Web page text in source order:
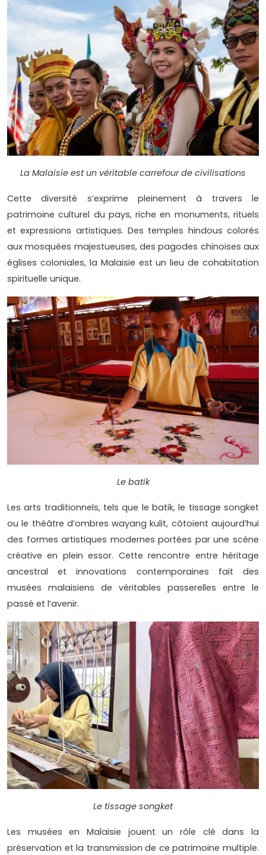
La Malaisie est un véritable carrefour de civilisations
Cette diversité s’exprime pleinement à travers le
patrimoine culturel du pays, riche en monuments, rituels
et expressions artistiques. Des temples hindous colorés
aux mosquées majestueuses, des pagodes chinoises aux
églises coloniales, la Malaisie est un lieu de cohabitation
spirituelle unique.
Le batik
Les arts traditionnels, tels que le batik, le tissage songket
ou le théâtre d’ombres wayang kulit, côtoient aujourd’hui
des formes artistiques modernes portées par une scène
créative en plein essor. Cette rencontre entre héritage
ancestral et innovations contemporaines fait des
musées malaisiens de véritables passerelles entre le
passé et l’avenir.
Le tissage songket
Les musées en Malaisie jouent un rôle clé dans la
préservation et la transmission de ce patrimoine multiple.